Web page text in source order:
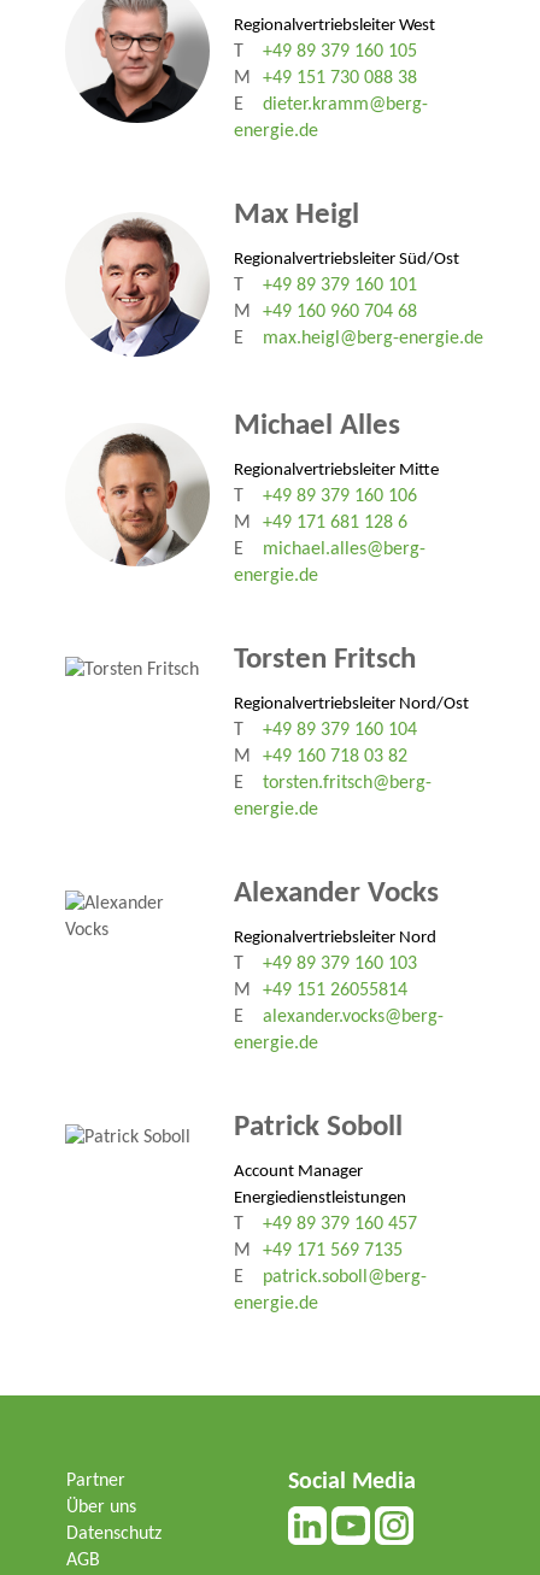
Regionalvertriebsleiter West
+49 89 379 160 105
M
+49 151 730 088 38
E
dieter.kramm@berg-
energie.de
Max Heigl
Regionalvertriebsleiter Süd/Ost
+49 89 379 160 101
M
+49 160 960 704 68
E
max.heigl@berg-energie.de
Michael Alles
Regionalvertriebsleiter Mitte
+49 89 379 160 106
M
+49 171 681 128 6
E
michael.alles@berg-
energie.de
Torsten Fritsch
Regionalvertriebsleiter Nord/Ost
+49 89 379 160 104
M
+49 160 718 03 82
E
torsten.fritsch@berg-
energie.de
Alexander Vocks
Regionalvertriebsleiter Nord
+49 89 379 160 103
M
+49 151 26055814
E
alexander.vocks@berg-
energie.de
Patrick Soboll
Account Manager
Energiedienstleistungen
+49 89 379 160 457
M
+49 171 569 7135
E
patrick.soboll@berg-
energie.de
Partner
Über uns
Datenschutz
AGB
Social Media